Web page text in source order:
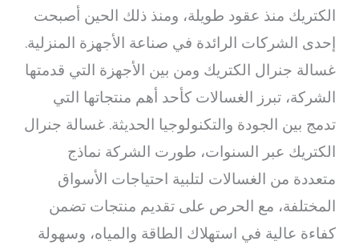
الكتريك منذ عقود طويلة، ومنذ ذلك الحين أصبحت
إحدى الشركات الرائدة في صناعة الأجهزة المنزلية.
غسالة جنرال الكتريك ومن بين الأجهزة التي قدمتها
الشركة، تبرز الغسالات كأحد أهم منتجاتها التي
تدمج بين الجودة والتكنولوجيا الحديثة. غسالة جنرال
الكتريك عبر السنوات، طورت الشركة نماذج
متعددة من الغسالات لتلبية احتياجات الأسواق
المختلفة، مع الحرص على تقديم منتجات تضمن
كفاءة عالية في استهلاك الطاقة والمياه، وسهولة